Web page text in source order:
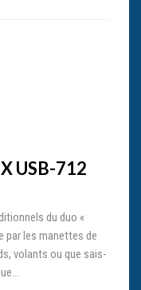
USB-712
du duo «
par les manettes de
volants ou que sais-